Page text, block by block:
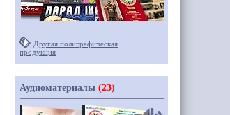
Другая полиграфическая
продукция
Аудиоматериалы (23)